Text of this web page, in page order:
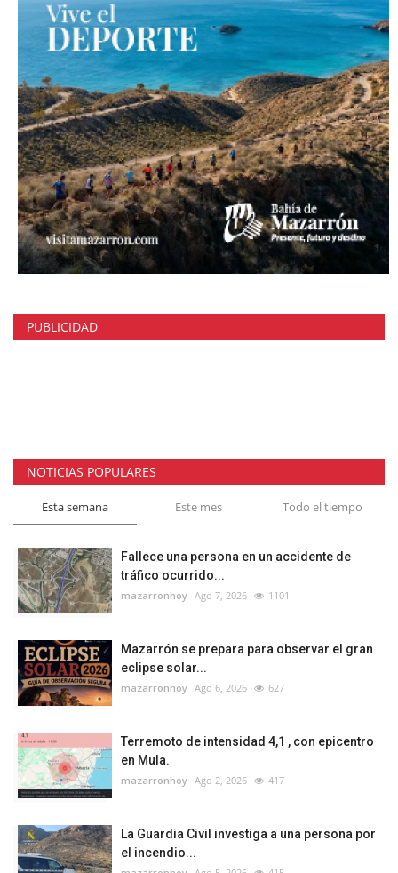
PUBLICIDAD
NOTICIAS POPULARES
Esta semana Este mes Todo el tiempo
Fallece una persona en un accidente de
tráfico ocurrido...
mazarronhoy Ago 7, 2026 1101
Mazarrón se prepara para observar el gran
eclipse solar...
mazarronhoy Ago 6, 2026 627
Terremoto de intensidad 4,1 , con epicentro
en Mula.
mazarronhoy Ago 2, 2026 417
La Guardia Civil investiga a una persona por
el incendio...